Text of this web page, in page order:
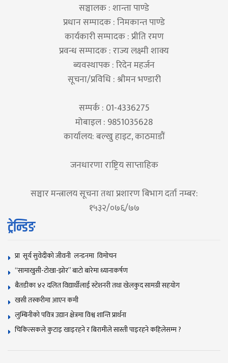
सञ्चालक : शान्ता पाण्डे
प्रधान सम्पादक : निमकान्त पाण्डे
कार्यकारी सम्पादक : प्रीति रमण
प्रवन्ध सम्पादक : राज्य लक्ष्मी शाक्य
ब्यवस्थापक : रिदेन महर्जन
सूचना/प्रविधि : श्रीमन भण्डारी
सम्पर्क : 01-4336275
मोबाइल : 9851035628
कार्यालय: बल्खु हाइट, काठमाडौं
जनधारणा राष्ट्रिय साप्ताहिक
सञ्चार मन्त्रालय सूचना तथा प्रशारण बिभाग दर्ता नम्बर:
१५३२/०७६/७७
ट्रेन्डिङ
प्रा सूर्य सुवेदीको जीवनी लन्डनमा विमोचन
“सामाखुसी-टोखा-झोर” बाटो बारेमा ध्यानाकर्षण
बैतडीका ४२ दलित विद्यार्थीलाई स्टेशनरी तथा खेलकुद सामग्री सहयोग
खसी तस्करीमा आएन कमी
लुम्बिनीको पवित्र उद्यान क्षेत्रमा विश्व शान्ति प्रार्थना
चिकित्सकले कुटाइ खाइरहने र बिरामीले सास्ती पाइरहने कहिलेसम्म ?